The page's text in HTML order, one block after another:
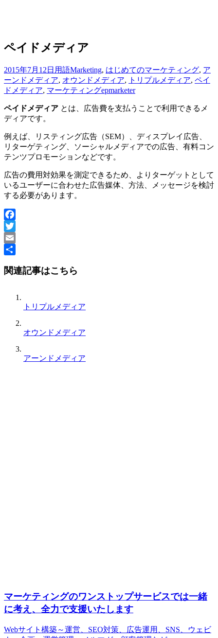
ペイドメディア
2015年7月12日 用語Marketing, はじめてのマーケティング, ア
ーンドメディア, オウンドメディア, トリプルメディア, ペイ
ドメディア, マーケティングepmarketer
ペイドメディア とは、広告費を支払うことで利用できるメ
ディアです。
例えば、リスティング広告（SEM）、ディスプレイ広告、
リターゲティング、ソーシャルメディアでの広告、有料コン
テンツプロモーションなどです。
広告の費用対効果を測定できるため、よりターゲットとして
いるユーザーに合わせた広告媒体、方法、メッセージを検討
する必要があります。
Facebook
Twitter
Email
有
関連記事はこちら
トリプルメディア
オウンドメディア
アーンドメディア
マーケティングのワンストップサービスでは一緒
に考え、全力で支援いたします
Webサイト構築～運営、SEO対策、広告運用、SNS、ウェビ